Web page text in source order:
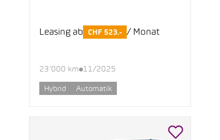
Leasing ab CHF 523.- / Monat
23’000 km 11/2025
Hybrid Automatik